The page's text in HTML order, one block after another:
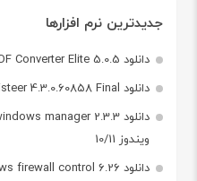
جدیدترین نرم افزارها
دانلود PDF Converter Elite 5.0.5 تبدیل PDF به Word
دانلود Artisteer 4.3.0.60858 Final طراحی قالب سایت
ویندوز 10/11